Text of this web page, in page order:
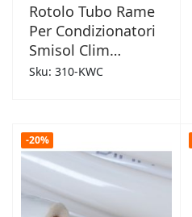
Rotolo Tubo Rame
Per Condizionatori
Smisol Clim
Platinum
Sku: 310-KWC
-20%